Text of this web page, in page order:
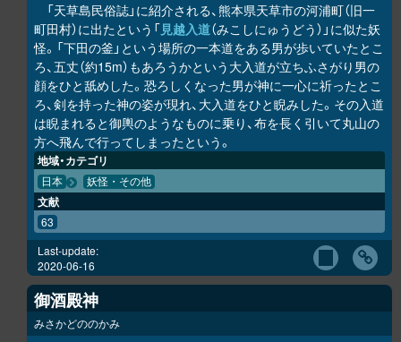
「天草島民俗誌」に紹介される、熊本県天草市の河浦町（旧一
町田村）に出たという「見越入道（みこしにゅうどう）」に似た妖
怪。「下田の釜」という場所の一本道をある男が歩いていたとこ
ろ、五丈（約15m）もあろうかという大入道が立ちふさがり男の
顔をひと舐めした。恐ろしくなった男が神に一心に祈ったとこ
ろ、剣を持った神の姿が現れ、大入道をひと睨みした。その入道
は睨まれると御輿のようなものに乗り、布を長く引いて丸山の
方へ飛んで行ってしまったという。
地域・カテゴリ
日本 妖怪・その他
文献
63
Last-update:
2020-06-16
御酒殿神
みさかどののかみ